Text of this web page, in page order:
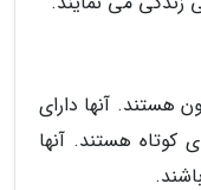
هستند. آنها دارای
کوتاه هستند. آنها